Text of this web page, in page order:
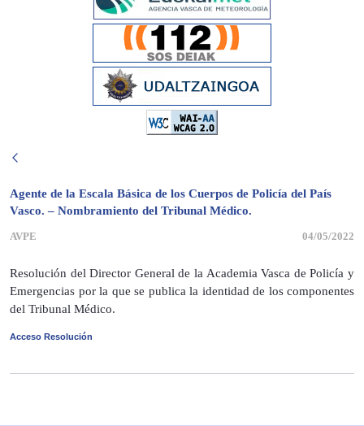
Agente de la Escala Básica de los Cuerpos de Policía del País
Vasco. – Nombramiento del Tribunal Médico.
AVPE 04/05/2022
Resolución del Director General de la Academia Vasca de Policía y
Emergencias por la que se publica la identidad de los componentes
del Tribunal Médico.
Acceso Resolución